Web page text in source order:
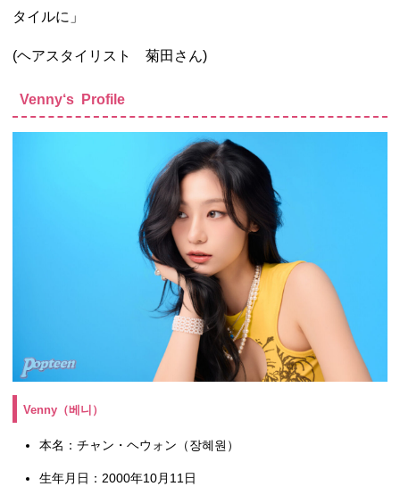
タイルに」
(ヘアスタイリスト 菊田さん)
Venny‘s Profile
Venny（베니 ）
本名：チャン・ヘウォン（장혜원）
生年月日：2000年10月11日